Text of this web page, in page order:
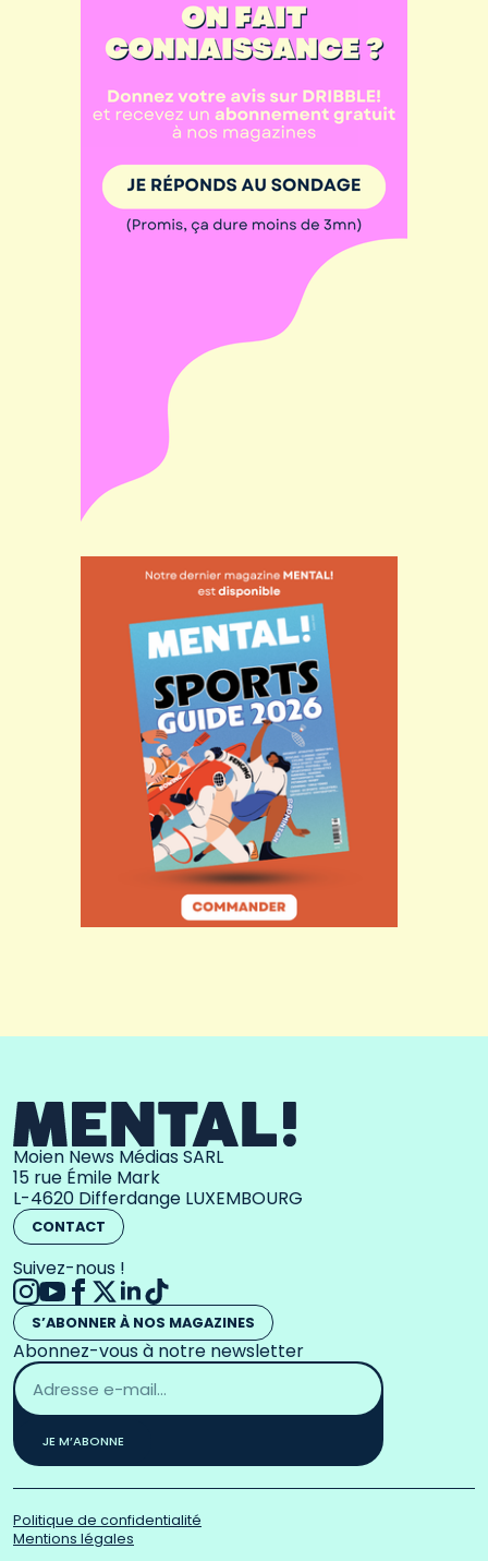
Moien News Médias SARL
15 rue Émile Mark
L-4620 Differdange LUXEMBOURG
CONTACT
Suivez-nous !
S’ABONNER À NOS MAGAZINES
Abonnez-vous à notre newsletter
Adresse
email
*
JE M’ABONNE
Politique de confidentialité
Mentions légales